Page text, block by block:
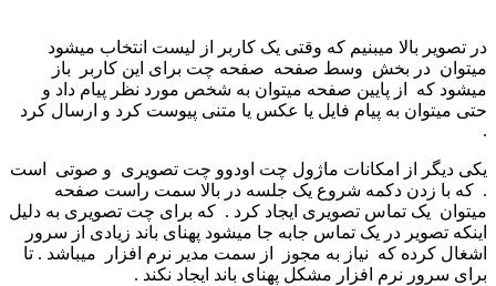
در تصویر بالا میبنیم که وقتی یک کاربر از لیست انتخاب میشود
میتوان در بخش وسط صفحه صفحه چت برای این کاربر باز
میشود که از پایین صفحه میتوان به شخص مورد نظر پیام داد و
حتی میتوان به پیام فایل یا عکس یا متنی پیوست کرد و ارسال کرد
.
یکی دیگر از امکانات ماژول چت اودوو چت تصویری و صوتی است
. که با زدن دکمه شروع یک جلسه در بالا سمت راست صفحه
میتوان یک تماس تصویری ایجاد کرد . که برای چت تصویری به دلیل
اینکه تصویر در یک تماس جابه جا میشود پهنای باند زیادی از سرور
اشغال کرده که نیاز به مجوز از سمت مدیر نرم افزار میباشد . تا
برای سرور نرم افزار مشکل پهنای باند ایجاد نکند .